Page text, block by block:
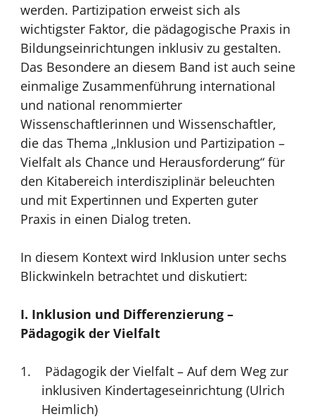
werden. Partizipation erweist sich als
wichtigster Faktor, die pädagogische Praxis in
Bildungseinrichtungen inklusiv zu gestalten.
Das Besondere an diesem Band ist auch seine
einmalige Zusammenführung international
und national renommierter
Wissenschaftlerinnen und Wissenschaftler,
die das Thema „Inklusion und Partizipation –
Vielfalt als Chance und Herausforderung“ für
den Kitabereich interdisziplinär beleuchten
und mit Expertinnen und Experten guter
Praxis in einen Dialog treten.
In diesem Kontext wird Inklusion unter sechs
Blickwinkeln betrachtet und diskutiert:
I. Inklusion und Differenzierung –
Pädagogik der Vielfalt
Pädagogik der Vielfalt – Auf dem Weg zur
inklusiven Kindertageseinrichtung (Ulrich
Heimlich)